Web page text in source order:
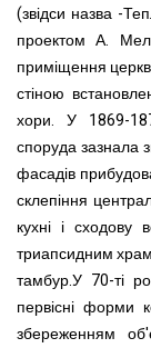
(звідси назва -
проектом А.
приміщення
стіною
хори. У 1869-
споруда зазнала
фасадів
склепіння
кухні і
триапсидним
тамбур.У 70-ті
первісні форми
збереженням